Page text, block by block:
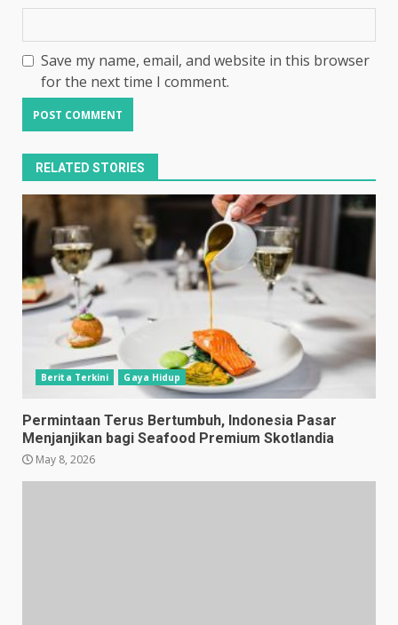
Save my name, email, and website in this browser
for the next time I comment.
RELATED STORIES
Berita Terkini Gaya Hidup
Permintaan Terus Bertumbuh, Indonesia Pasar
Menjanjikan bagi Seafood Premium Skotlandia
May 8, 2026